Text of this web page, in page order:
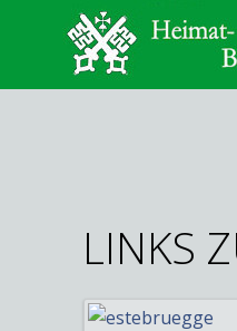
LINKS